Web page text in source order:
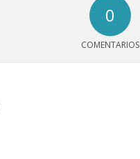
0
COMENTARIOS